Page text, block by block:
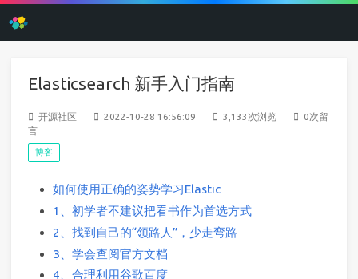
Elasticsearch 新手入门指南
开源社区 2022-10-28 16:56:09 3,133次浏览
0次留
言
博客
如何使用正确的姿势学习Elastic
1、初学者不建议把看书作为首选方式
2、找到自己的“领路人”，少走弯路
3、学会查阅官方文档
4、合理利用谷歌百度